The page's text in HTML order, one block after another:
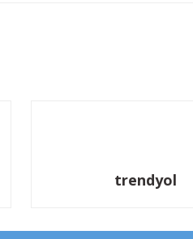
trendyol